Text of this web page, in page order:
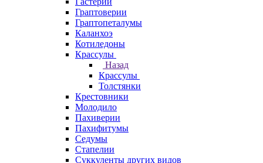
Граптоверии
Граптопеталумы
Каланхоэ
Котиледоны
Крассулы
Назад
Крассулы
Толстянки
Крестовники
Молодило
Пахиверии
Пахифитумы
Седумы
Стапелии
Суккуленты других видов